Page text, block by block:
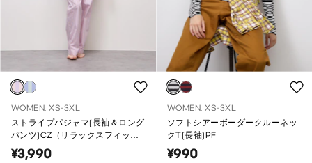
WOMEN, XS-3XL
ストライプパジャマ(長袖＆ロング
パンツ)CZ（リラックスフィッ
ト）
¥3,990
WOMEN, XS-3XL
ソフトシアーボーダークルーネッ
クT(長袖)PF
¥990